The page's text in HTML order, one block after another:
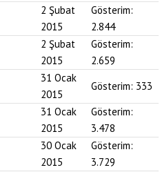
2 Şubat
2015
Gösterim:
2.844
2 Şubat
2015
Gösterim:
2.659
31 Ocak
2015
Gösterim: 333
31 Ocak
2015
Gösterim:
3.478
30 Ocak
2015
Gösterim:
3.729